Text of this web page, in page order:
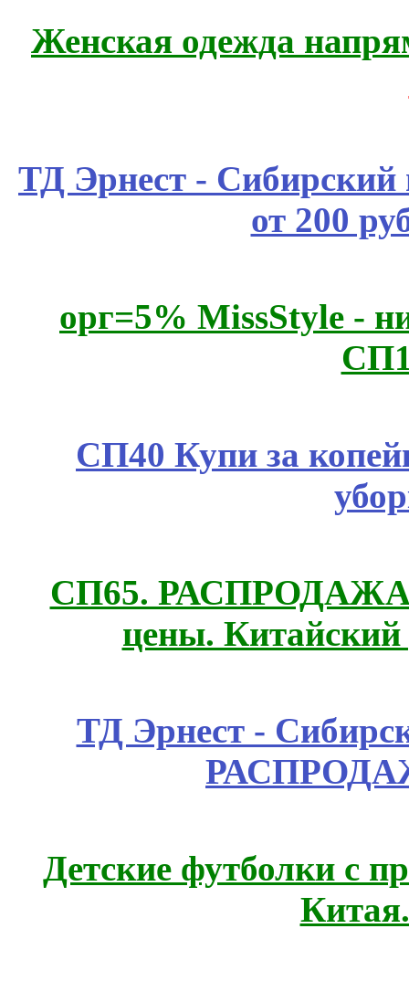
Женская одежда
ТД Эрнест - Сибирский
от 200
орг=5% MissStyle -
СП40 Купи за
СП65. РАСПРОДАЖА!
цены.
ТД Эрнест -
Детские футболки с